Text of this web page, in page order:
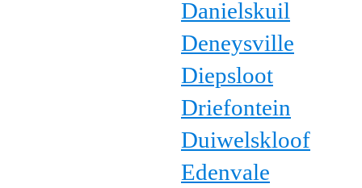
Danielskuil
Deneysville
Diepsloot
Driefontein
Duiwelskloof
Edenvale